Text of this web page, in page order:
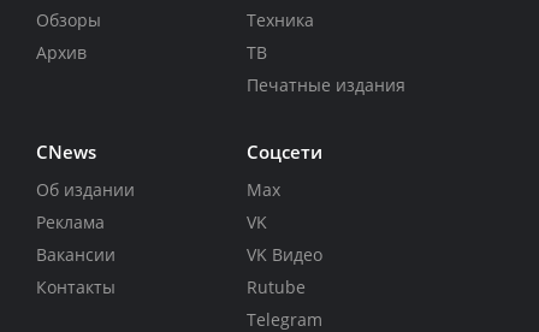
Обзоры
Архив
Техника
ТВ
Печатные издания
CNews
Об издании
Реклама
Вакансии
Контакты
Соцсети
Max
VK
VK Видео
Rutube
Telegram